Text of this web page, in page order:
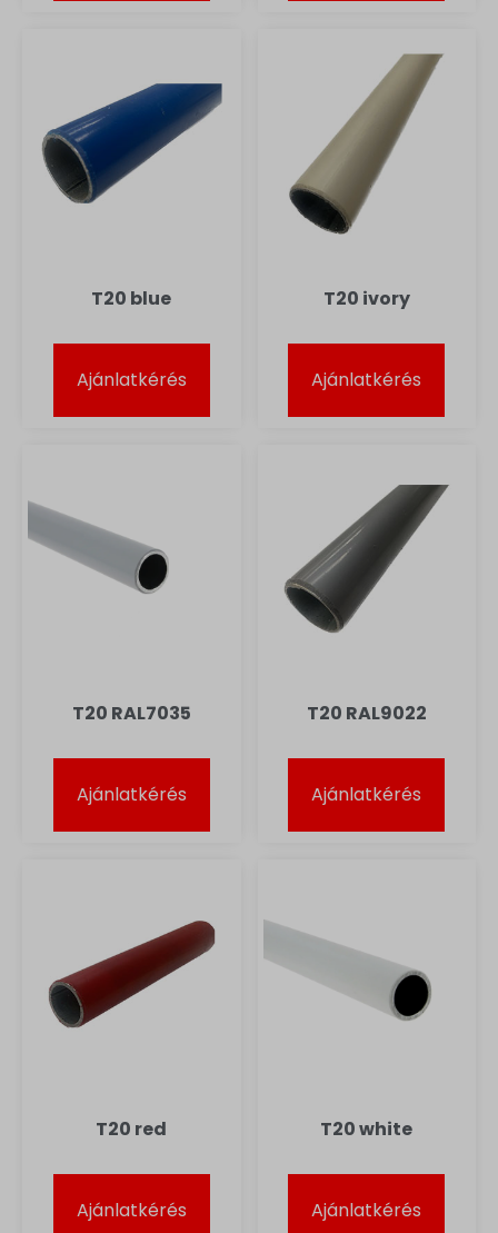
T20 blue
Ajánlatkérés
T20 ivory
Ajánlatkérés
T20 RAL7035
Ajánlatkérés
T20 RAL9022
Ajánlatkérés
T20 red
Ajánlatkérés
T20 white
Ajánlatkérés